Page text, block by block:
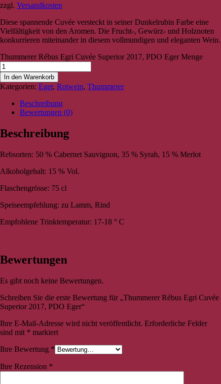
zzgl. Versandkosten
Diese spannende Cuvée versteckt in seiner Dunkelrubin Farbe eine
Vielfältigkeit von den Aromen. Die Frucht-, Gewürz- und Holznoten
konkurrieren miteinander in diesem vollmundigen und eleganten Wein.
Thummerer Rébus Egri Cuvée Superior 2017, PDO Eger Menge
In den Warenkorb
Kategorien: Eger, Rotwein, Thummerer
Beschreibung
Bewertungen (0)
Beschreibung
Rebsorten: 50 % Cabernet Sauvignon, 35 % Syrah, 15 % Merlot
Alkoholgehalt: 15 % Vol.
Flaschengrösse: 75 cl
Speiseempfehlung: zu Lamm, Rind
Empfohlene Trinktemperatur: 17-18 ° C
Bewertungen
Es gibt noch keine Bewertungen.
Schreiben Sie die erste Bewertung für „Thummerer Rébus Egri Cuvée
Superior 2017, PDO Eger“
Ihre E-Mail-Adresse wird nicht veröffentlicht. Erforderliche Felder
sind mit * markiert
Ihre Bewertung *
Ihre Rezension *